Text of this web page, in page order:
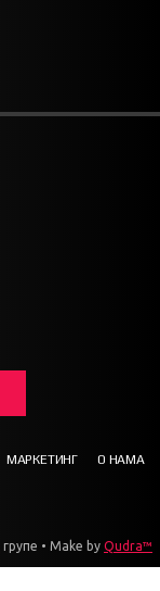
МАРКЕТИНГ О НАМА
групе • Make by Qudra™